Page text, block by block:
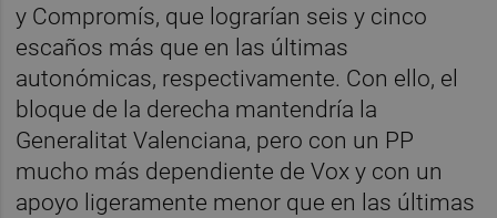
y Compromís, que lograrían seis y cinco
escaños más que en las últimas
autonómicas, respectivamente. Con ello, el
bloque de la derecha mantendría la
Generalitat Valenciana, pero con un PP
mucho más dependiente de Vox y con un
apoyo ligeramente menor que en las últimas